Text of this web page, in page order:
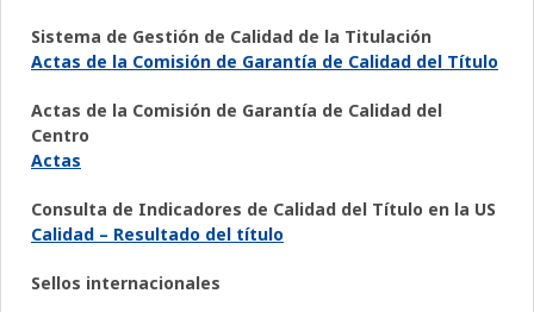
Sistema de Gestión de Calidad de la Titulación
Actas de la Comisión de Garantía de Calidad del Título
Actas de la Comisión de Garantía de Calidad del
Centro
Actas
Consulta de Indicadores de Calidad del Título en la US
Calidad – Resultado del título
Sellos internacionales